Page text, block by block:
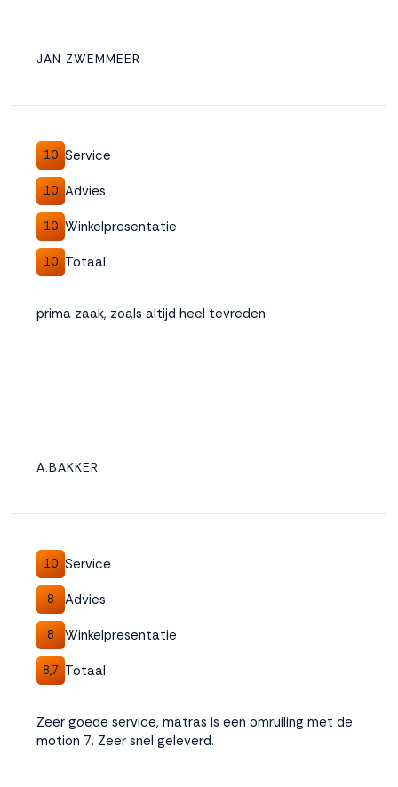
JAN ZWEMMEER
10 Service
10 Advies
10 Winkelpresentatie
10 Totaal
prima zaak, zoals altijd heel tevreden
A.BAKKER
10 Service
8 Advies
8 Winkelpresentatie
8,7 Totaal
Zeer goede service, matras is een omruiling met de
motion 7. Zeer snel geleverd.